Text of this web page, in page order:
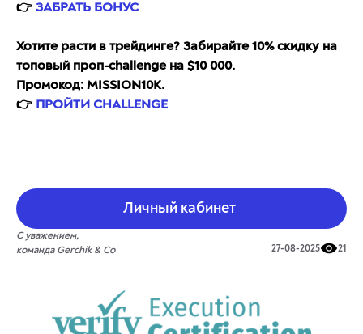
👉 ЗАБРАТЬ БОНУС
Хотите расти в трейдинге? Забирайте 10% скидку на
топовый проп-challenge на $10 000.
Промокод: MISSION10K.
👉 ПРОЙТИ CHALLENGE
Личный кабинет
С уважением,
команда Gerchik & Co
27-08-2025 21